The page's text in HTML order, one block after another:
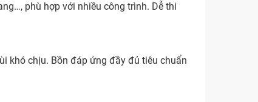
phù hợp với nhiều công trình. Dễ thi
khó chịu. Bồn đáp ứng đầy đủ tiêu chuẩn